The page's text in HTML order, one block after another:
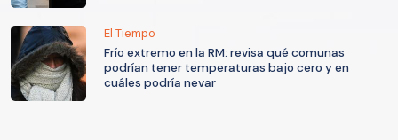
El Tiempo
Frío extremo en la RM: revisa qué comunas
podrían tener temperaturas bajo cero y en
cuáles podría nevar